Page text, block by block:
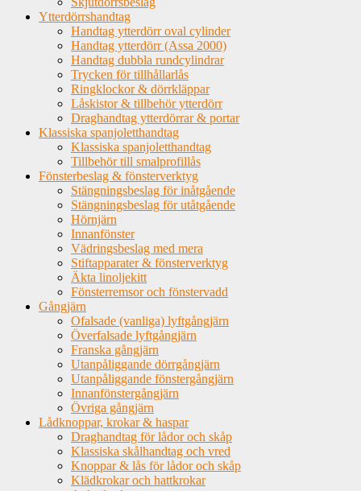
Ytterdörrshandtag
Handtag ytterdörr oval cylinder
Handtag ytterdörr (Assa 2000)
Handtag dubbla rundcylindrar
Trycken för tillhållarlås
Ringklockor & dörrkläppar
Låskistor & tillbehör ytterdörr
Draghandtag ytterdörrar & portar
Klassiska spanjoletthandtag
Klassiska spanjoletthandtag
Tillbehör till smalprofillås
Fönsterbeslag & fönsterverktyg
Stängningsbeslag för inåtgående
Stängningsbeslag för utåtgående
Hörnjärn
Innanfönster
Vädringsbeslag med mera
Stiftapparater & fönsterverktyg
Äkta linoljekitt
Fönsterremsor och fönstervadd
Gångjärn
Ofalsade (vanliga) lyftgångjärn
Överfalsade lyftgångjärn
Franska gångjärn
Utanpåliggande dörrgångjärn
Utanpåliggande fönstergångjärn
Innanfönstergångjärn
Övriga gångjärn
Lådknoppar, krokar & haspar
Draghandtag för lådor och skåp
Klassiska skålhandtag och vred
Knoppar & lås för lådor och skåp
Klädkrokar och hattkrokar